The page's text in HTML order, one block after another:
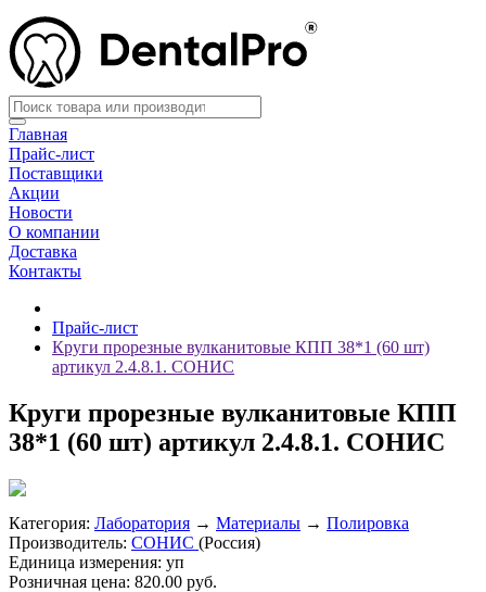
Главная
Прайс-лист
Поставщики
Акции
Новости
О компании
Доставка
Контакты
Прайс-лист
Круги прорезные вулканитовые КПП 38*1 (60 шт)
артикул 2.4.8.1. СОНИС
Круги прорезные вулканитовые КПП
38*1 (60 шт) артикул 2.4.8.1. СОНИС
Категория: Лаборатория → Материалы → Полировка
Производитель: СОНИС (Россия)
Единица измерения: уп
Розничная цена: 820.00 руб.